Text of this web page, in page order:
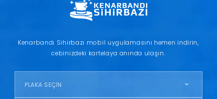
Kenarbandı Sihirbazı mobil uygulamasını hemen indirin,
cebinizdeki kartelaya anında ulaşın.
PLAKA SEÇİN